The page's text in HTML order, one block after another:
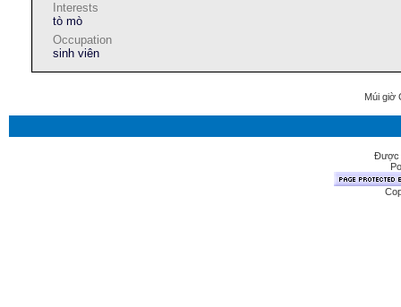
Interests
tò mò
Occupation
sinh viên
Múi giờ
Được